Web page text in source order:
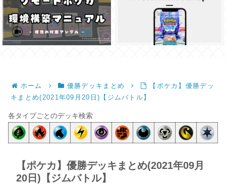
ホーム 優勝デッキまとめ
【ポケカ】優勝デッ
キまとめ(2021年09月20日)【ジムバトル】
各タイプごとのデッキ検索
【ポケカ】優勝デッキまとめ(2021年09月
20日)【ジムバトル】